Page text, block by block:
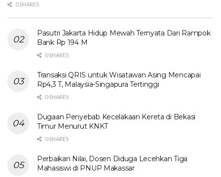
0 SHARES
Pasutri Jakarta Hidup Mewah Ternyata Dari Rampok
Bank Rp 194 M
0 SHARES
Transaksi QRIS untuk Wisatawan Asing Mencapai
Rp4,3 T, Malaysia-Singapura Tertinggi
0 SHARES
Dugaan Penyebab Kecelakaan Kereta di Bekasi
Timur Menurut KNKT
0 SHARES
Perbaikan Nilai, Dosen Diduga Lecehkan Tiga
Mahasiswi di PNUP Makassar